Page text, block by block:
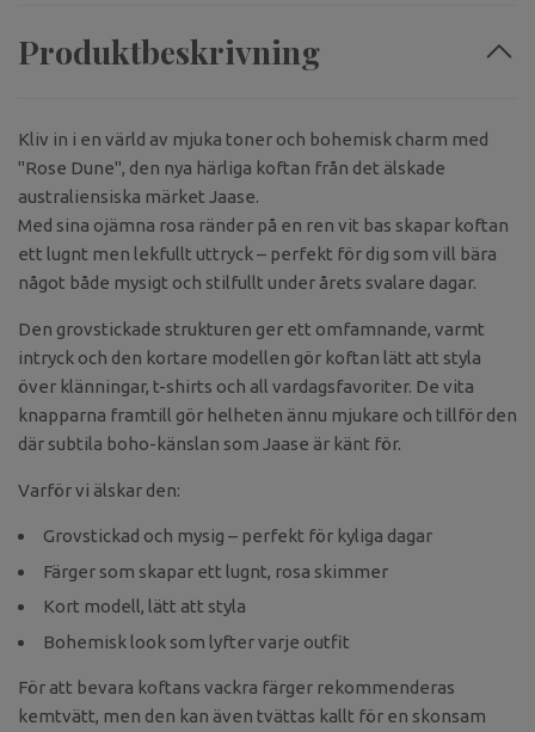
Produktbeskrivning
Kliv in i en värld av mjuka toner och bohemisk charm med
"Rose Dune", den nya härliga koftan från det älskade
australiensiska märket Jaase.
Med sina ojämna rosa ränder på en ren vit bas skapar koftan
ett lugnt men lekfullt uttryck – perfekt för dig som vill bära
något både mysigt och stilfullt under årets svalare dagar.
Den grovstickade strukturen ger ett omfamnande, varmt
intryck och den kortare modellen gör koftan lätt att styla
över klänningar, t-shirts och all vardagsfavoriter. De vita
knapparna framtill gör helheten ännu mjukare och tillför den
där subtila boho-känslan som Jaase är känt för.
Varför vi älskar den:
Grovstickad och mysig – perfekt för kyliga dagar
Färger som skapar ett lugnt, rosa skimmer
Kort modell, lätt att styla
Bohemisk look som lyfter varje outfit
För att bevara koftans vackra färger rekommenderas
kemtvätt, men den kan även tvättas kallt för en skonsam